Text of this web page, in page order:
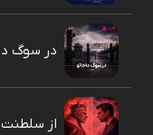
در سوگ
از